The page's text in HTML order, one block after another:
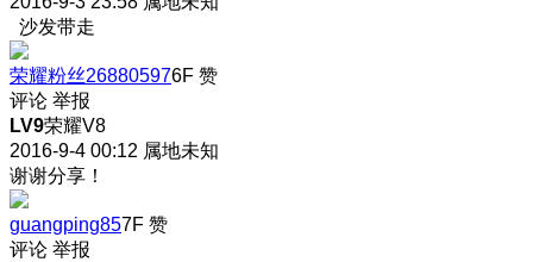
沙发带走
荣耀粉丝268805976F 赞
评论 举报
LV9荣耀V8
2016-9-4 00:12 属地未知
谢谢分享！
guangping857F 赞
评论 举报